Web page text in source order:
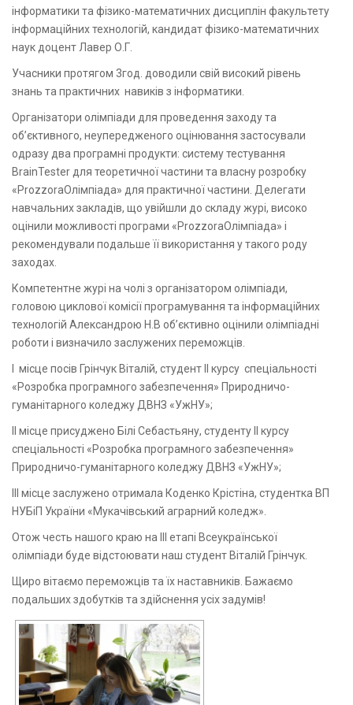
інформатики та фізико-математичних дисциплін факультету
інформаційних технологій, кандидат фізико-математичних
наук доцент Лавер О.Г.
Учасники протягом 3год. доводили свій високий рівень
знань та практичних навиків з інформатики.
Організатори олімпіади для проведення заходу та
об’єктивного, неупередженого оцінювання застосували
одразу два програмні продукти: систему тестування
BrainTester для теоретичної частини та власну розробку
«ProzzoraОлімпіада» для практичної частини. Делегати
навчальних закладів, що увійшли до складу журі, високо
оцінили можливості програми «ProzzoraОлімпіада» і
рекомендували подальше її використання у такого роду
заходах.
Компетентне журі на чолі з організатором олімпіади,
головою циклової комісії програмування та інформаційних
технологій Александрою Н.В об’єктивно оцінили олімпіадні
роботи і визначило заслужених переможців.
I місце посів Грінчук Віталій, студент II курсу спеціальності
«Розробка програмного забезпечення» Природничо-
гуманітарного коледжу ДВНЗ «УжНУ»;
II місце присуджено Білі Себастьяну, студенту ІІ курсу
спеціальності «Розробка програмного забезпечення»
Природничо-гуманітарного коледжу ДВНЗ «УжНУ»;
ІІІ місце заслужено отримала Коденко Крістіна, студентка ВП
НУБіП України «Мукачівський аграрний коледж».
Отож честь нашого краю на ІІІ етапі Всеукраїнської
олімпіади буде відстоювати наш студент Віталій Грінчук.
Щиро вітаємо переможців та їх наставників. Бажаємо
подальших здобутків та здійснення усіх задумів!